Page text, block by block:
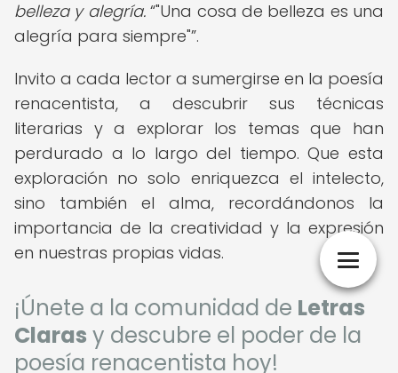
belleza y alegría. "Una cosa de belleza es una
alegría para siempre" .
Invito a cada lector a sumergirse en la poesía
renacentista, a descubrir sus técnicas
literarias y a explorar los temas que han
perdurado a lo largo del tiempo. Que esta
exploración no solo enriquezca el intelecto,
sino también el alma, recordándonos la
importancia de la creatividad y la expresión
en nuestras propias vidas.
¡Únete a la comunidad de Letras
Claras y descubre el poder de la
poesía renacentista hoy!